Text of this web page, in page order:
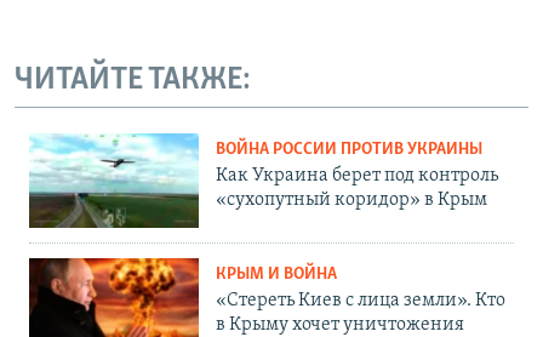
ЧИТАЙТЕ ТАКЖЕ:
ВОЙНА РОССИИ ПРОТИВ УКРАИНЫ
Как Украина берет под контроль
«сухопутный коридор» в Крым
КРЫМ И ВОЙНА
«Стереть Киев с лица земли». Кто
в Крыму хочет уничтожения